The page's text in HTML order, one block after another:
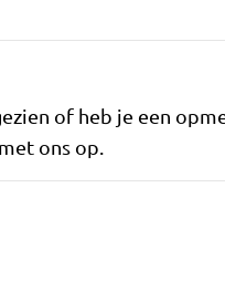
of heb je een
ons op.